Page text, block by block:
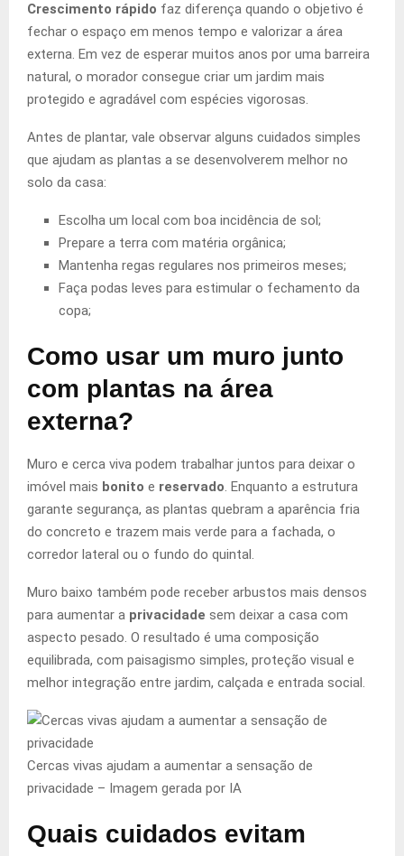
Crescimento rápido faz diferença quando o objetivo é
fechar o espaço em menos tempo e valorizar a área
externa. Em vez de esperar muitos anos por uma barreira
natural, o morador consegue criar um jardim mais
protegido e agradável com espécies vigorosas.
Antes de plantar, vale observar alguns cuidados simples
que ajudam as plantas a se desenvolverem melhor no
solo da casa:
Escolha um local com boa incidência de sol;
Prepare a terra com matéria orgânica;
Mantenha regas regulares nos primeiros meses;
Faça podas leves para estimular o fechamento da
copa;
Como usar um muro junto
com plantas na área
externa?
Muro e cerca viva podem trabalhar juntos para deixar o
imóvel mais bonito e reservado. Enquanto a estrutura
garante segurança, as plantas quebram a aparência fria
do concreto e trazem mais verde para a fachada, o
corredor lateral ou o fundo do quintal.
Muro baixo também pode receber arbustos mais densos
para aumentar a privacidade sem deixar a casa com
aspecto pesado. O resultado é uma composição
equilibrada, com paisagismo simples, proteção visual e
melhor integração entre jardim, calçada e entrada social.
Cercas vivas ajudam a aumentar a sensação de
privacidade – Imagem gerada por IA
Quais cuidados evitam